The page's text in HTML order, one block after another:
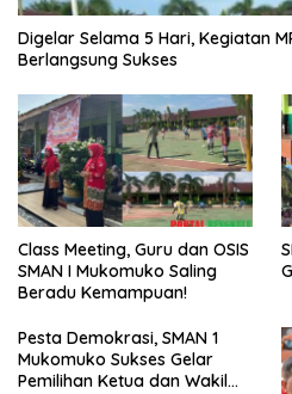
Digelar Selama 5 Hari, Kegiatan
Berlangsung Sukses
Class Meeting, Guru dan OSIS
SMAN I Mukomuko Saling
Beradu Kemampuan!
Pesta Demokrasi, SMAN 1
Mukomuko Sukses Gelar
Pemilihan Ketua dan Wakil